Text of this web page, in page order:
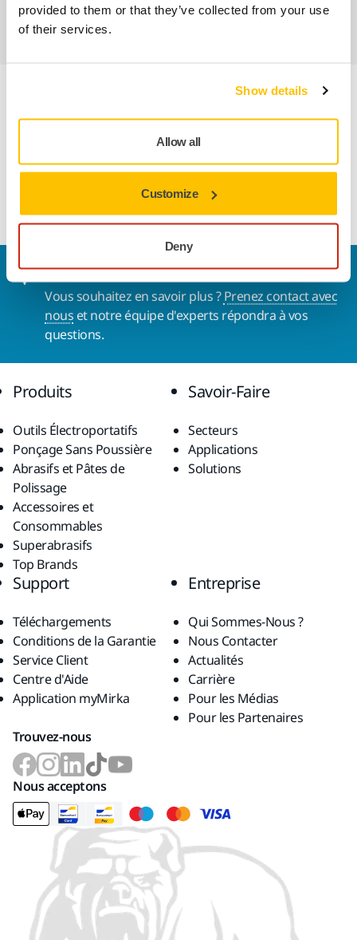
provided to them or that they’ve collected from your use
of their services.
Show details
Allow all
Customize
Deny
Abrasifs & outils professionnels au service d'une
finition impeccable
Détails techniques
Kit de câble secteur recâblable 6m CE 230V EU
Nous contacter
Vous souhaitez en savoir plus ?Prenez contact avec
nous et notre équipe d'experts répondra à vos
questions.
Produits
Outils Électroportatifs
Ponçage Sans Poussière
Abrasifs et Pâtes de
Polissage
Accessoires et
Consommables
Superabrasifs
Top Brands
Savoir-Faire
Secteurs
Applications
Solutions
Support
Téléchargements
Conditions de la Garantie
Service Client
Centre d'Aide
Application myMirka
Entreprise
Qui Sommes-Nous ?
Nous Contacter
Actualités
Carrière
Pour les Médias
Pour les Partenaires
Trouvez-nous
Nous acceptons